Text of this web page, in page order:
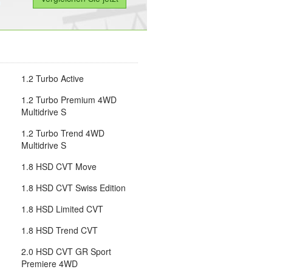
1.2 Turbo Active
1.2 Turbo Premium 4WD
Multidrive S
1.2 Turbo Trend 4WD
Multidrive S
1.8 HSD CVT Move
1.8 HSD CVT Swiss Edition
1.8 HSD Limited CVT
1.8 HSD Trend CVT
2.0 HSD CVT GR Sport
Premiere 4WD